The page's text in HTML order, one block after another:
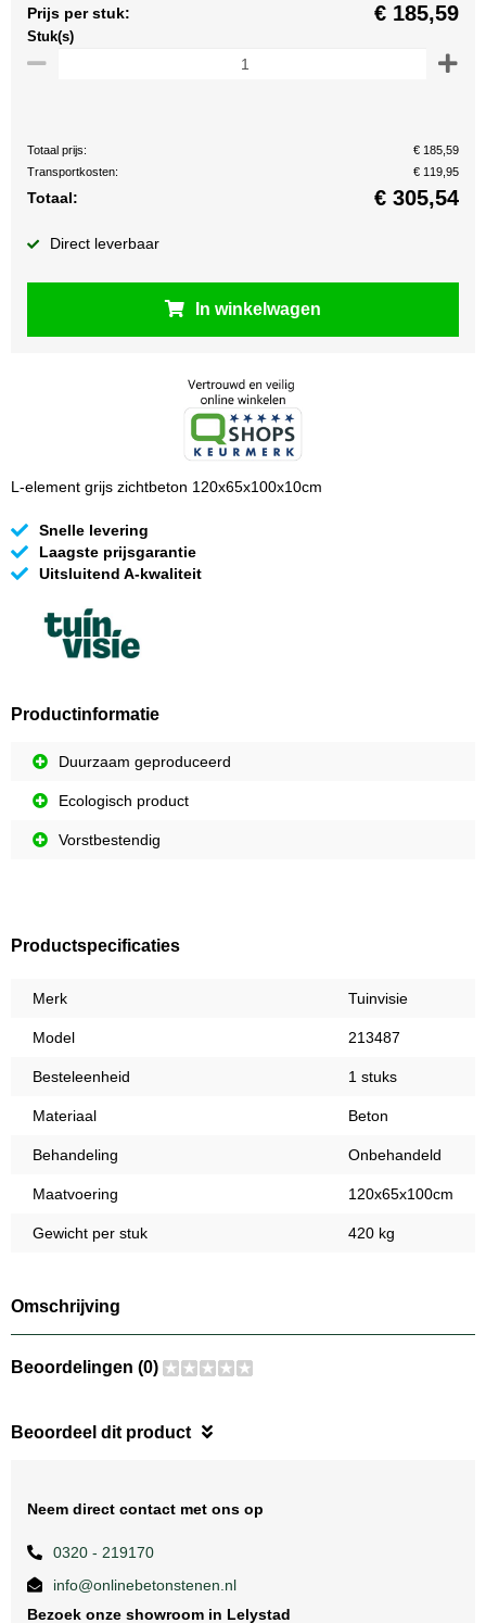
Prijs per stuk: € 185,59
Stuk(s)
Totaal prijs:
€ 185,59
Transportkosten:
€ 119,95
Totaal: € 305,54
Direct leverbaar
In winkelwagen
L-element grijs zichtbeton 120x65x100x10cm
Snelle levering
Laagste prijsgarantie
Uitsluitend A-kwaliteit
Productinformatie
Duurzaam geproduceerd
Ecologisch product
Vorstbestendig
Productspecificaties
Merk Tuinvisie
Model 213487
Besteleenheid 1 stuks
Materiaal Beton
Behandeling Onbehandeld
Maatvoering 120x65x100cm
Gewicht per stuk 420 kg
Omschrijving
Beoordelingen (0)
Beoordeel dit product
Neem direct contact met ons op
0320 - 219170
info@onlinebetonstenen.nl
Bezoek onze showroom in Lelystad